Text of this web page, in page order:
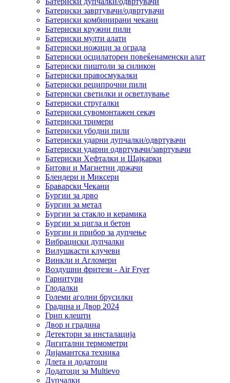
Батериски завртувачи/одвртувачи
Батериски комбинирани чекани
Батериски кружни пили
Батериски мулти алати
Батериски ножици за ограда
Батериски осцилаторен повеќенаменски алат
Батериски пиштоли за силикон
Батериски правосмукалки
Батериски реципрочни пили
Батериски светилки и осветлување
Батериски стругалки
Батериски сувомонтажен секач
Батериски тримери
Батериски убодни пили
Батериски ударни дупчалки/одвртувачи
Батериски ударни одвртувачи/завртувачи
Батериски Хефталки и Шајкарки
Битови и Магнетни држачи
Блендери и Миксери
Браварски Чекани
Бургии за дрво
Бургии за метал
Бургии за стакло и керамика
Бургии за цигла и бетон
Бургии и прибор за дупчење
Вибрациски дупчалки
Вилушкасти клучеви
Винкли и Агломери
Воздушни фритези - Air Fryer
Гарнитури
Глодалки
Големи аголни брусилки
Градина и Двор 2024
Грип клешти
Двор и градина
Детектори за инсталација
Дигитални термометри
Дијамантска техника
Длета и додатоци
Додатоци за Multievo
Дупчалки